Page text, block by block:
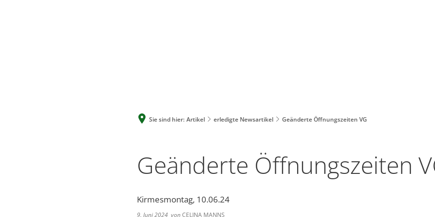
Sie sind hier: Artikel erledigte Newsartikel Geänderte Öffnungszeiten VG
Geänderte Öffnungszeiten
Kirmesmontag, 10.06.24
9. Juni 2024 vonCELINA MANNS